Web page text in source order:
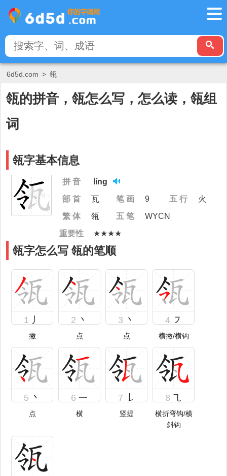
6d5d.com > 瓴
瓴的拼音，瓴怎么写，怎么读，瓴组
词
瓴字基本信息
拼 音
líng
部 首
瓦 笔 画 9 五 行
火
繁 体
瓴 五 笔
WYCN
重要性
★★★★
瓴字怎么写 瓴的笔顺
1 丿
撇
2 丶
点
3 丶
点
4 ㇇
横撇/横钩
5 丶
点
6 一
横
7 𠄌
竖提
8 ㇈
横折弯钩/横
斜钩